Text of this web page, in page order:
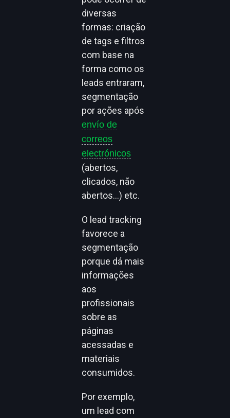
diversas
formas: criação
de tags e filtros
com base na
forma como os
leads entraram,
segmentação
por ações após
envío de
correos
electrónicos
(abertos,
clicados, não
abertos…) etc.
O lead tracking
favorece a
segmentação
porque dá mais
informações
aos
profissionais
sobre as
páginas
acessadas e
materiais
consumidos.
Por exemplo,
um lead com